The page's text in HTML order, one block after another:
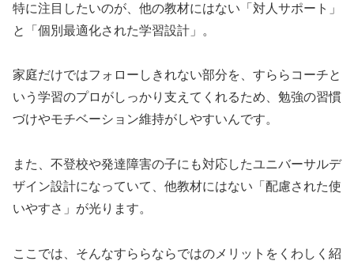
特に注目したいのが、他の教材にはない「対人サポート」
と「個別最適化された学習設計」。
家庭だけではフォローしきれない部分を、すららコーチと
いう学習のプロがしっかり支えてくれるため、勉強の習慣
づけやモチベーション維持がしやすいんです。
また、不登校や発達障害の子にも対応したユニバーサルデ
ザイン設計になっていて、他教材にはない「配慮された使
いやすさ」が光ります。
ここでは、そんなすららならではのメリットをくわしく紹